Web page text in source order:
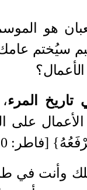
هو
سيُختم
المرء
على
[فاطر : 10]
وأنت في